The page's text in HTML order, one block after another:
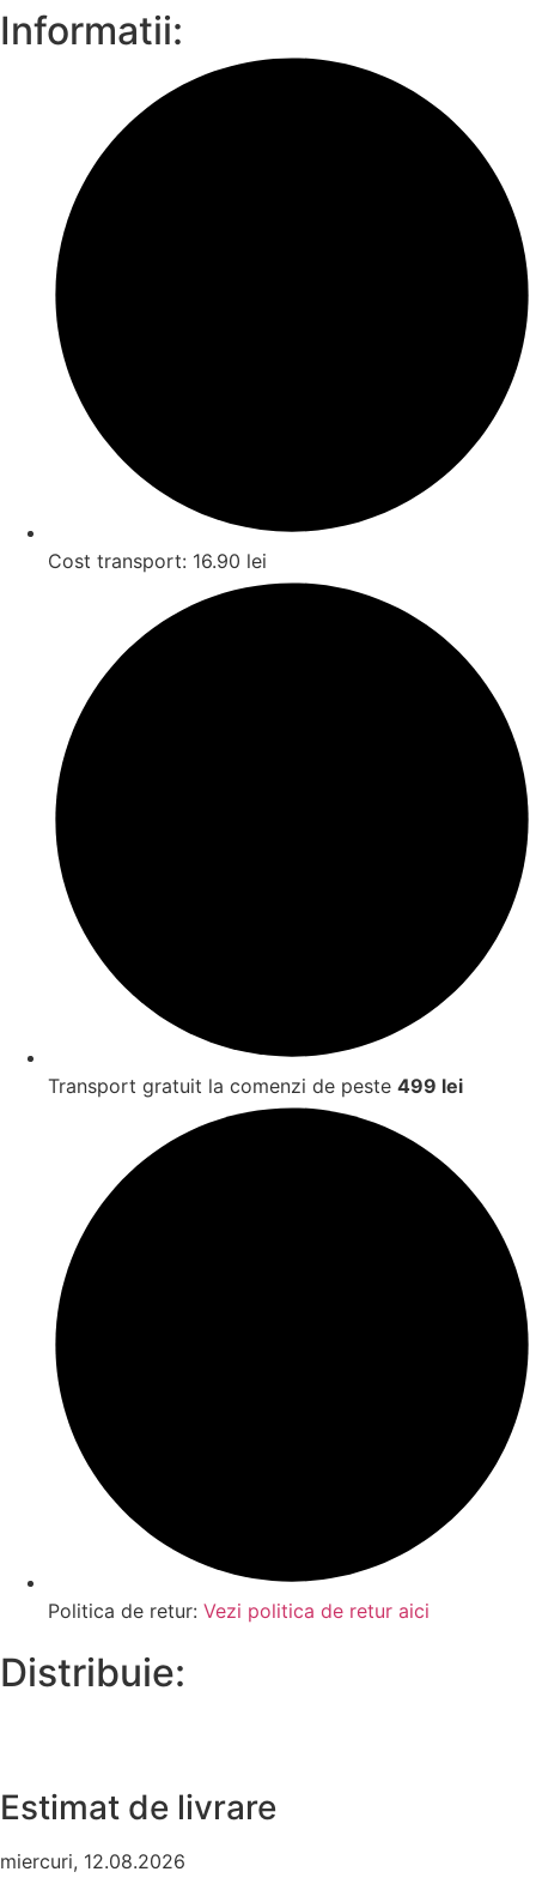
Informatii:
Cost transport: 16.90 lei
Transport gratuit la comenzi de peste 499 lei
Politica de retur: Vezi politica de retur aici
Distribuie:
Estimat de livrare
miercuri, 12.08.2026